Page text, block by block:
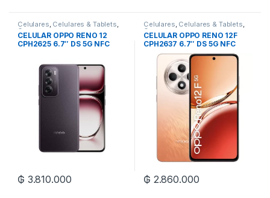
Celulares, Celulares & Tablets,
Oppo
CELULAR OPPO RENO 12
CPH2625 6.7″ DS 5G NFC
₲ 3.810.000
Celulares, Celulares & Tablets,
Oppo
CELULAR OPPO RENO 12F
CPH2637 6.7″ DS 5G NFC
12/256GB
₲ 2.860.000